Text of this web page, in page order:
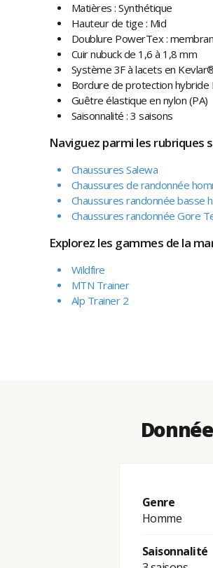
Matières : Synthétique
Hauteur de tige : Mid
Doublure PowerTex :
Cuir nubuck de 1,6 à 1,8 mm
Système 3F à lacets en
Bordure de protection hybride
Guêtre élastique en nylon (PA)
Saisonnalité : 3 saisons
Naviguez parmi les rubriques
Chaussures Salewa
Chaussures de randonnée
Chaussures randonnée basse
Chaussures randonnée Gore
Explorez les gammes de la
Wildfire
MTN Trainer
Alp Trainer 2
Genre
Homme
Saisonnalité